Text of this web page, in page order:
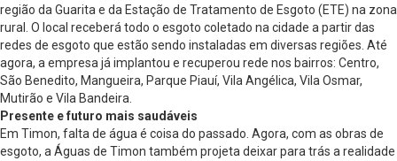
região da Guarita e da Estação de Tratamento de Esgoto (ETE) na zona
rural. O local receberá todo o esgoto coletado na cidade a partir das
redes de esgoto que estão sendo instaladas em diversas regiões. Até
agora, a empresa já implantou e recuperou rede nos bairros: Centro,
São Benedito, Mangueira, Parque Piauí, Vila Angélica, Vila Osmar,
Mutirão e Vila Bandeira.
Presente e futuro mais saudáveis
Em Timon, falta de água é coisa do passado. Agora, com as obras de
esgoto, a Águas de Timon também projeta deixar para trás a realidade